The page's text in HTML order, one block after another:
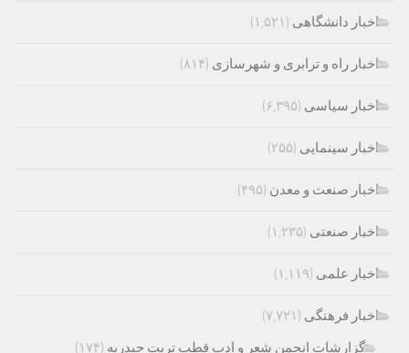
اخبار دانشگاهی (۱,۵۲۱)
اخبار راه و ترابری و شهرسازی (۸۱۴)
اخبار سیاسی (۶,۳۹۵)
اخبار سینمایی (۲۵۵)
اخبار صنعت و معدن (۴۹۵)
اخبار صنعتی (۱,۲۳۵)
اخبار علمی (۱,۱۱۹)
اخبار فرهنگی (۷,۷۲۱)
گزارشات انجمن شعر و ادب قطب تربت حیدریه (۱۷۴)